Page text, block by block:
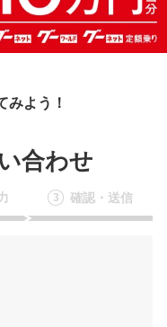
みよう！
合わせ
3 確認・送信